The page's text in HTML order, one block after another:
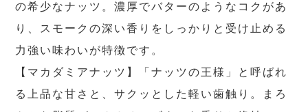
の希少なナッツ。濃厚でバターのようなコクがあ
り、スモークの深い香りをしっかりと受け止める
力強い味わいが特徴です。
【マカダミアナッツ】「ナッツの王様」と呼ばれ
る上品な甘さと、サクッとした軽い歯触り。まろ